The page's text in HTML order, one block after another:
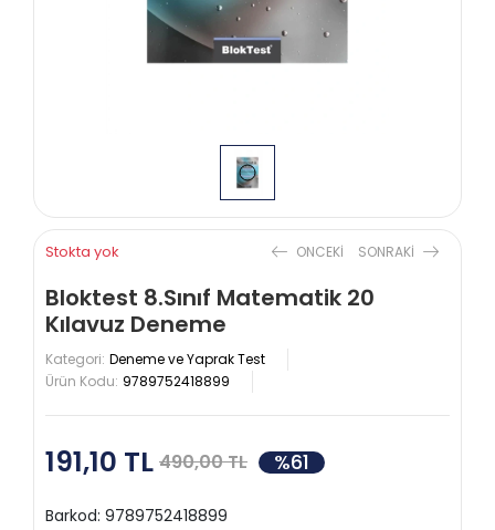
Stokta yok ONCEKI SONRAKI
Bloktest 8.Sınıf Matematik 20
Kılavuz Deneme
Kategori: Deneme ve Yaprak Test
Ürün Kodu: 9789752418899
191,10 TL 490,00 TL %61
Barkod: 9789752418899